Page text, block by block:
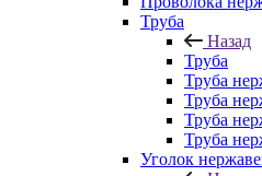
Труба
Назад
Труба
Труба
Труба
Труба
Труба
Уголок